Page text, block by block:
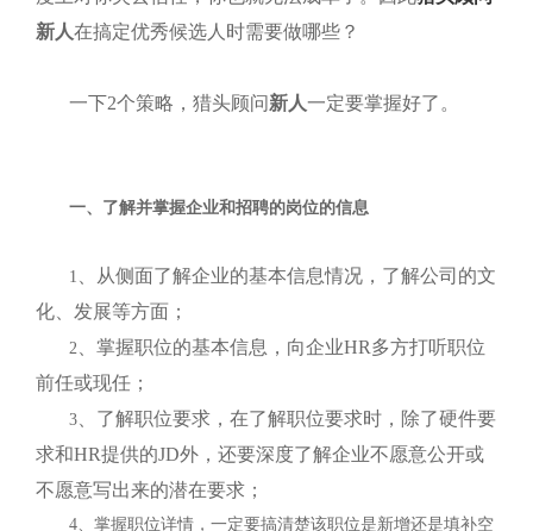
新人在搞定优秀候选人时需要做哪些？
一下2个策略，猎头顾问新人一定要掌握好了。
一、了解并掌握企业和招聘的岗位的信息
1 、从侧面了解企业的基本信息情况，了解公司的文
化、发展等方面；
2 、掌握职位的基本信息，向企业HR多方打听职位
前任或现任；
3 、了解职位要求，在了解职位要求时，除了硬件要
求和HR提供的JD外，还要深度了解企业不愿意公开或
不愿意写出来的潜在要求；
4、掌握职位详情，一定要搞清楚该职位是新增还是填补空